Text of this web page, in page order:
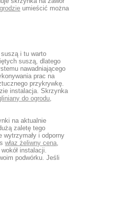
umieścić można
i tu warto
suszą, dlatego
nawadniającego
prac na
przykrywkę.
instalacja. Skrzynka
do ogrodu,
na aktualnie
zaletę tego
wytrzymały i odporny
właz żeliwny cena,
instalacji.
podwórku. Jeśli